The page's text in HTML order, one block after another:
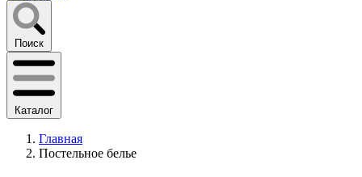
Поиск
Каталог
Главная
Постельное белье